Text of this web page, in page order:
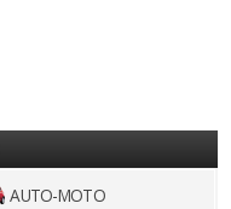
AUTO-MOTO